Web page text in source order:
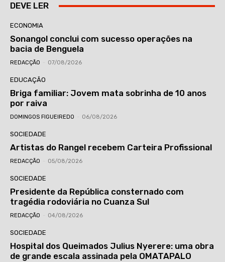
DEVE LER
ECONOMIA
Sonangol conclui com sucesso operações na
bacia de Benguela
REDACÇÃO 07/08/2026
EDUCAÇÃO
Briga familiar: Jovem mata sobrinha de 10 anos
por raiva
DOMINGOS FIGUEIREDO 06/08/2026
SOCIEDADE
Artistas do Rangel recebem Carteira Profissional
REDACÇÃO 05/08/2026
SOCIEDADE
Presidente da República consternado com
tragédia rodoviária no Cuanza Sul
REDACÇÃO 04/08/2026
SOCIEDADE
Hospital dos Queimados Julius Nyerere: uma obra
de grande escala assinada pela OMATAPALO